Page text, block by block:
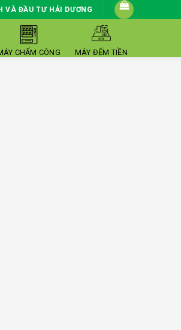
VÀ ĐẦU TƯ HẢI DƯƠNG
CHẤM CÔNG MÁY ĐẾM TIỀN